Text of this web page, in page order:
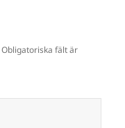
Obligatoriska fält är